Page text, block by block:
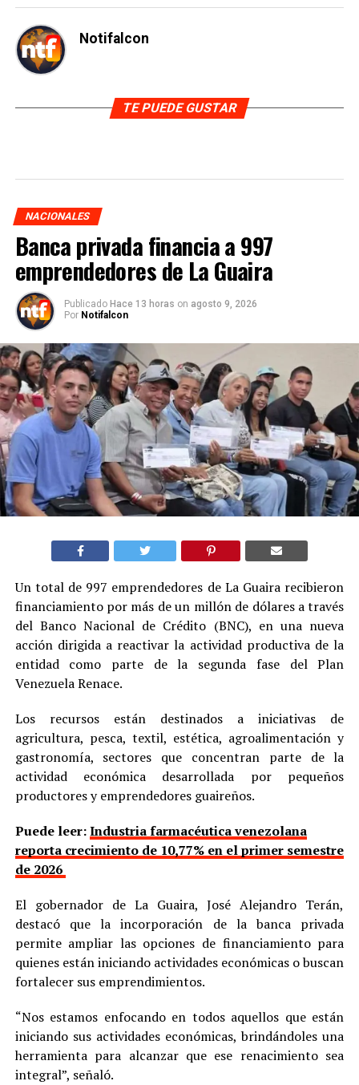
Notifalcon
TE PUEDE GUSTAR
NACIONALES
Banca privada financia a 997
emprendedores de La Guaira
Publicado Hace 13 horas on agosto 9, 2026
Por Notifalcon
Un total de 997 emprendedores de La Guaira recibieron
financiamiento por más de un millón de dólares a través
del Banco Nacional de Crédito (BNC), en una nueva
acción dirigida a reactivar la actividad productiva de la
entidad como parte de la segunda fase del Plan
Venezuela Renace.
Los recursos están destinados a iniciativas de
agricultura, pesca, textil, estética, agroalimentación y
gastronomía, sectores que concentran parte de la
actividad económica desarrollada por pequeños
productores y emprendedores guaireños.
Puede leer:Industria farmacéutica venezolana
reporta crecimiento de 10,77% en el primer semestre
de 2026
El gobernador de La Guaira, José Alejandro Terán,
destacó que la incorporación de la banca privada
permite ampliar las opciones de financiamiento para
quienes están iniciando actividades económicas o buscan
fortalecer sus emprendimientos.
“Nos estamos enfocando en todos aquellos que están
iniciando sus actividades económicas, brindándoles una
herramienta para alcanzar que ese renacimiento sea
integral”, señaló.